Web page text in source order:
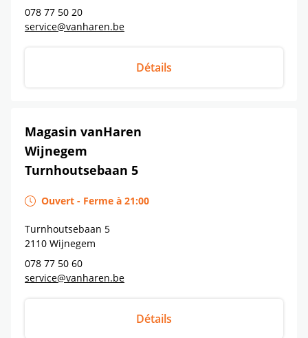
078 77 50 20
service@vanharen.be
Détails
Magasin vanHaren
Wijnegem
Turnhoutsebaan 5
Ouvert - Ferme à 21:00
Turnhoutsebaan 5
2110 Wijnegem
078 77 50 60
service@vanharen.be
Détails